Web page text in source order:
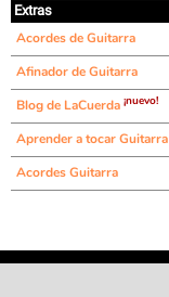
Extras
Acordes de Guitarra
Afinador de Guitarra
Blog de LaCuerda ¡nuevo!
Aprender a tocar Guitarra
Acordes Guitarra